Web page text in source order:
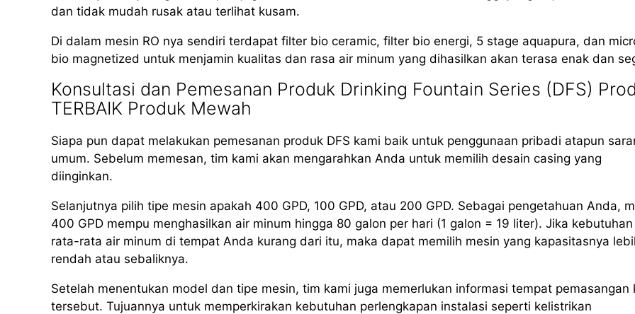
dan tidak mudah rusak atau terlihat kusam.
Di dalam mesin RO nya sendiri terdapat filter bio ceramic, filter bio energi, 5 stage aquapura, dan
bio magnetized untuk menjamin kualitas dan rasa air minum yang dihasilkan akan terasa enak dan
Konsultasi dan Pemesanan Produk Drinking Fountain Series (DFS)
TERBAIK Produk Mewah
Siapa pun dapat melakukan pemesanan produk DFS kami baik untuk penggunaan pribadi atapun
umum. Sebelum memesan, tim kami akan mengarahkan Anda untuk memilih desain casing yang
diinginkan.
Selanjutnya pilih tipe mesin apakah 400 GPD, 100 GPD, atau 200 GPD. Sebagai pengetahuan Anda,
400 GPD mempu menghasilkan air minum hingga 80 galon per hari (1 galon = 19 liter). Jika kebutuhan
rata-rata air minum di tempat Anda kurang dari itu, maka dapat memilih mesin yang kapasitasnya
rendah atau sebaliknya.
Setelah menentukan model dan tipe mesin, tim kami juga memerlukan informasi tempat pemasangan
tersebut. Tujuannya untuk memperkirakan kebutuhan perlengkapan instalasi seperti kelistrikan